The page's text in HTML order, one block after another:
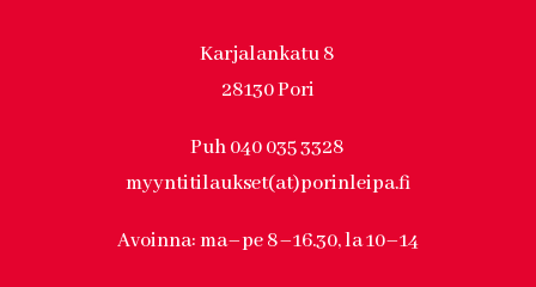
Karjalankatu 8
28130 Pori
Puh 040 035 3328
myyntitilaukset(at)porinleipa.fi
Avoinna: ma–pe 8–16.30, la 10–14